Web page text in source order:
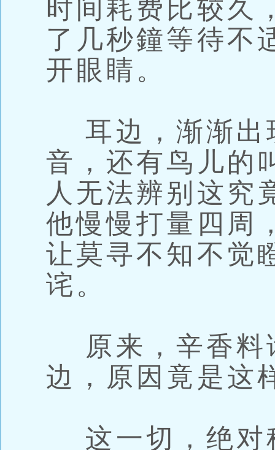
时间耗费比较久
了几秒鐘等待不
开眼睛。
耳边，渐渐出
音，还有鸟儿的
人无法辨别这究
他慢慢打量四周
让莫寻不知不觉
诧。
原来，辛香料
边，原因竟是这
这一切，绝对